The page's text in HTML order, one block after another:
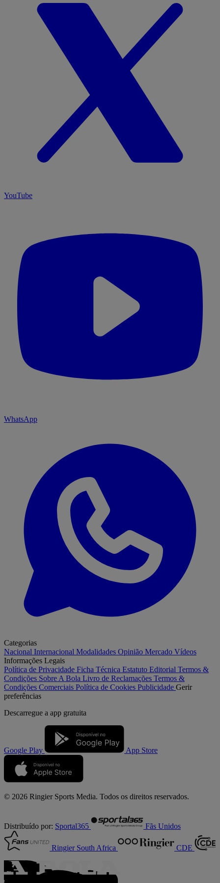
YouTube
WhatsApp
Categorias
Nacional Internacional Modalidades Opinião Mercado Vídeos
Informações Legais
Política de Privacidade Ficha Técnica Estatuto Editorial Termos &
Condições Sobre A Bola Livro de Reclamações Termos &
Condições Comerciais Política de Cookies Publicidade Gerir
preferências
Descarregue a app gratuita
Google Play App Store
© 2026 Ringier Sports Media. Todos os direitos reservados.
Distribuído por: Sportal365 Fãs Unidos
Ringier South Africa CDE